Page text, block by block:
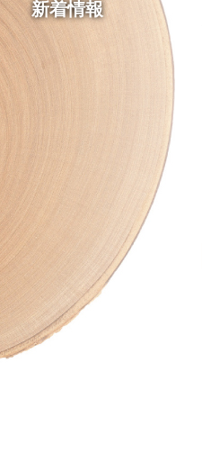
新着情報